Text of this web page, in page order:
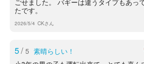
ごせました。 バギーは違うタイプもあっ
たです。
2026/5/4 CKさん
5/ 5 素晴らしい！